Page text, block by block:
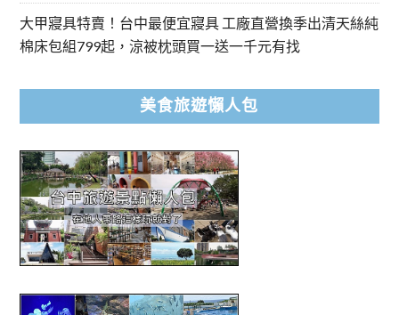
大甲寢具特賣！台中最便宜寢具 工廠直營換季出清天絲純
棉床包組799起，涼被枕頭買一送一千元有找
美食旅遊懶人包